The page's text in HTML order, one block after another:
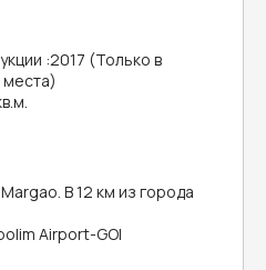
:2017 (Только в
В 12 км из города
Airport-GOI